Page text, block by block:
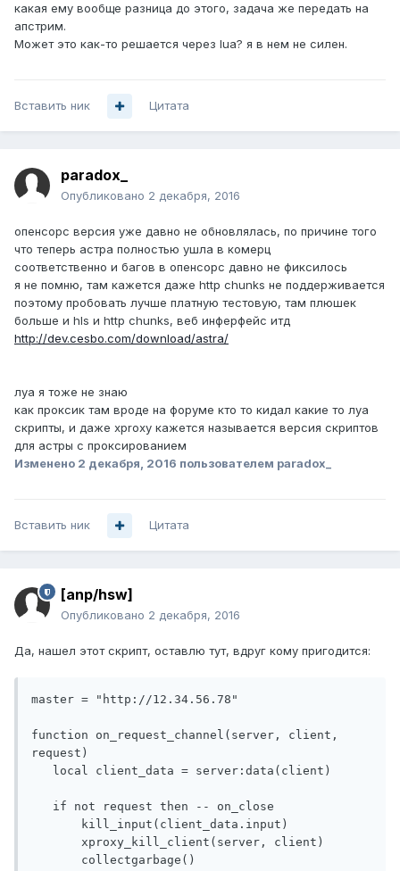
какая ему вообще разница до этого, задача же передать на
апстрим.
Может это как-то решается через lua? я в нем не силен.
Вставить ник Цитата
paradox_
Опубликовано 2 декабря, 2016
опенсорс версия уже давно не обновлялась, по причине того
что теперь астра полностью ушла в комерц
соответственно и багов в опенсорс давно не фиксилось
я не помню, там кажется даже http chunks не поддерживается
поэтому пробовать лучше платную тестовую, там плюшек
больше и hls и http chunks, веб инферфейс итд
http://dev.cesbo.com/download/astra/
луа я тоже не знаю
как проксик там вроде на форуме кто то кидал какие то луа
скрипты, и даже xproxy кажется называется версия скриптов
для астры с проксированием
Изменено 2 декабря, 2016 пользователем paradox_
Вставить ник Цитата
[anp/hsw]
Опубликовано 2 декабря, 2016
Да, нашел этот скрипт, оставлю тут, вдруг кому пригодится:
master = "http://12.34.56.78"
function on_request_channel(server, client,
request)